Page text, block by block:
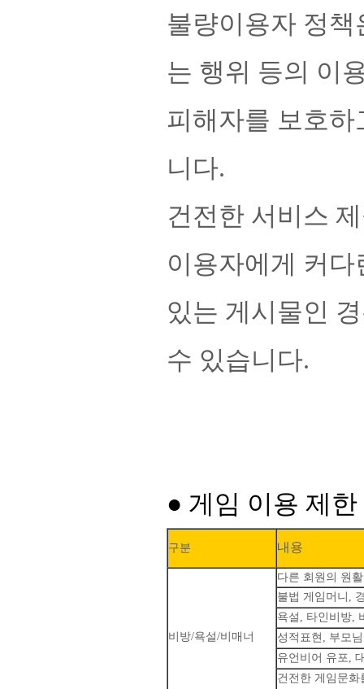
불량이용자 정
는 행위 등의 이
피해자를 보호
니다.
건전한 서비스
이용자에게 커
있는 게시물인
수 있습니다.
● 게임 이용 제한
구분 내용
비방/욕설/비매너
다른 회원의 원
불법 게임머니,
욕설, 타인비방,
성적표현, 부모
유언비어 유포,
건전한 게임문